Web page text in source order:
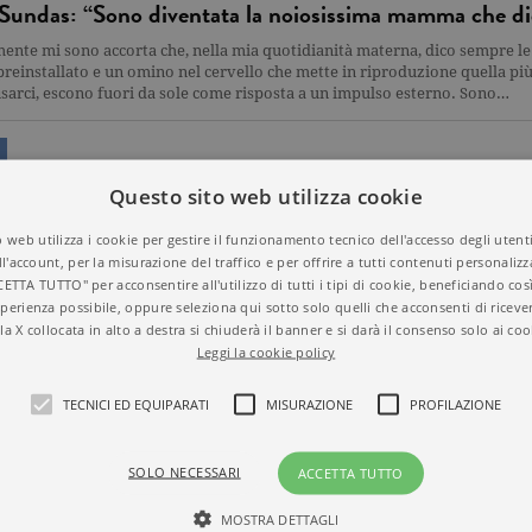
“Sono diventata la noiosissima mamma che
mi sono accorta che, nella mia quotidianità materna, dico sempre le
e un omino nel cervello che mette in riproduzione quella più
escono fuori da sole come risposta a un impulso esterno. Sono…
Sundas si racconta: “Quei dieci passi – e
giorno che faccio i conti con me stessa, misuro i miei successi, poi i
i primi, sbatto il muso su quegli obiettivi lontanissimi, il
quel “mai abbastanza” nella mia testa che non tace un momento. Mi…
dell’internet non frega niente della tua stanchezza
non frega niente della tua stanchezza. Non importa a nessuno che
e poi cucinato e fatto le lavatrici e tolta i baffi col Silk Epil. A loro non
pagare la bolletta del gas e fare la cacca in ufficio veloce sennò…
Questo sito web utilizza cookie
web utilizza i cookie per gestire il funzionamento tecnico dell'accesso degli
per la misurazione del traffico e per offrire a tutti contenuti
TUTTO" per acconsentire all'utilizzo di tutti i tipi di cookie, beneficiando
possibile, oppure seleziona qui sotto solo quelli che acconsenti di
X collocata in alto a destra si chiuderà il banner e si darà il consenso solo ai
Leggi la cookie policy
TECNICI ED EQUIPARATI MISURAZIONE PROFILAZIONE
ACCETTA TUTTO
SOLO NECESSARI
MOSTRA DETTAGLI